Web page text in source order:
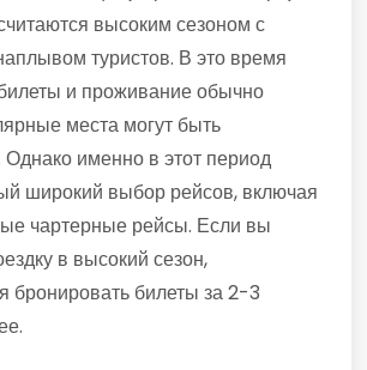
высоким сезоном с
туристов. В это время
и проживание обычно
места могут быть
именно в этот период
широкий выбор рейсов, включая
чартерные рейсы. Если вы
в высокий сезон,
бронировать билеты за 2-3